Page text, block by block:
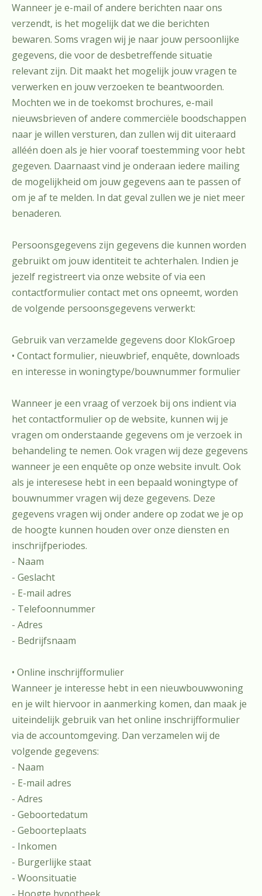
Wanneer je e-mail of andere berichten naar ons
verzendt, is het mogelijk dat we die berichten
bewaren. Soms vragen wij je naar jouw persoonlijke
gegevens, die voor de desbetreffende situatie
relevant zijn. Dit maakt het mogelijk jouw vragen te
verwerken en jouw verzoeken te beantwoorden.
Mochten we in de toekomst brochures, e-mail
nieuwsbrieven of andere commerciële boodschappen
naar je willen versturen, dan zullen wij dit uiteraard
alléén doen als je hier vooraf toestemming voor hebt
gegeven. Daarnaast vind je onderaan iedere mailing
de mogelijkheid om jouw gegevens aan te passen of
om je af te melden. In dat geval zullen we je niet meer
benaderen.
Persoonsgegevens zijn gegevens die kunnen worden
gebruikt om jouw identiteit te achterhalen. Indien je
jezelf registreert via onze website of via een
contactformulier contact met ons opneemt, worden
de volgende persoonsgegevens verwerkt:
Gebruik van verzamelde gegevens door KlokGroep
• Contact formulier, nieuwbrief, enquête, downloads
en interesse in woningtype/bouwnummer formulier
Wanneer je een vraag of verzoek bij ons indient via
het contactformulier op de website, kunnen wij je
vragen om onderstaande gegevens om je verzoek in
behandeling te nemen. Ook vragen wij deze gegevens
wanneer je een enquête op onze website invult. Ook
als je interesese hebt in een bepaald woningtype of
bouwnummer vragen wij deze gegevens. Deze
gegevens vragen wij onder andere op zodat we je op
de hoogte kunnen houden over onze diensten en
inschrijfperiodes.
- Naam
- Geslacht
- E-mail adres
- Telefoonnummer
- Adres
- Bedrijfsnaam
• Online inschrijfformulier
Wanneer je interesse hebt in een nieuwbouwwoning
en je wilt hiervoor in aanmerking komen, dan maak je
uiteindelijk gebruik van het online inschrijfformulier
via de accountomgeving. Dan verzamelen wij de
volgende gegevens:
- Naam
- E-mail adres
- Adres
- Geboortedatum
- Geboorteplaats
- Inkomen
- Burgerlijke staat
- Woonsituatie